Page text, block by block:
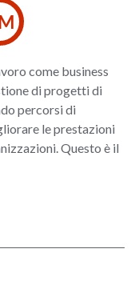
come business
di progetti di
percorsi di
le prestazioni
Questo è il